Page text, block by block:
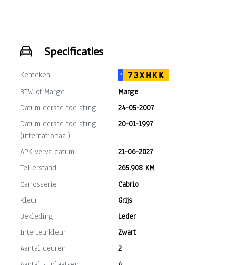
Specificaties
Kenteken NL
73XHKK
BTW of Marge
Marge
Datum eerste toelating
24-05-2007
Datum eerste toelating
(internationaal)
20-01-1997
APK vervaldatum
21-06-2027
Tellerstand
265.908 KM
Carrosserie
Cabrio
Kleur
Grijs
Bekleding
Leder
Interieurkleur
Zwart
Aantal deuren
2